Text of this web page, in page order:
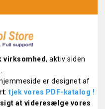
virksomhed, aktiv siden
er designet af
: tjek vores PDF-katalog !
at videresælge vores